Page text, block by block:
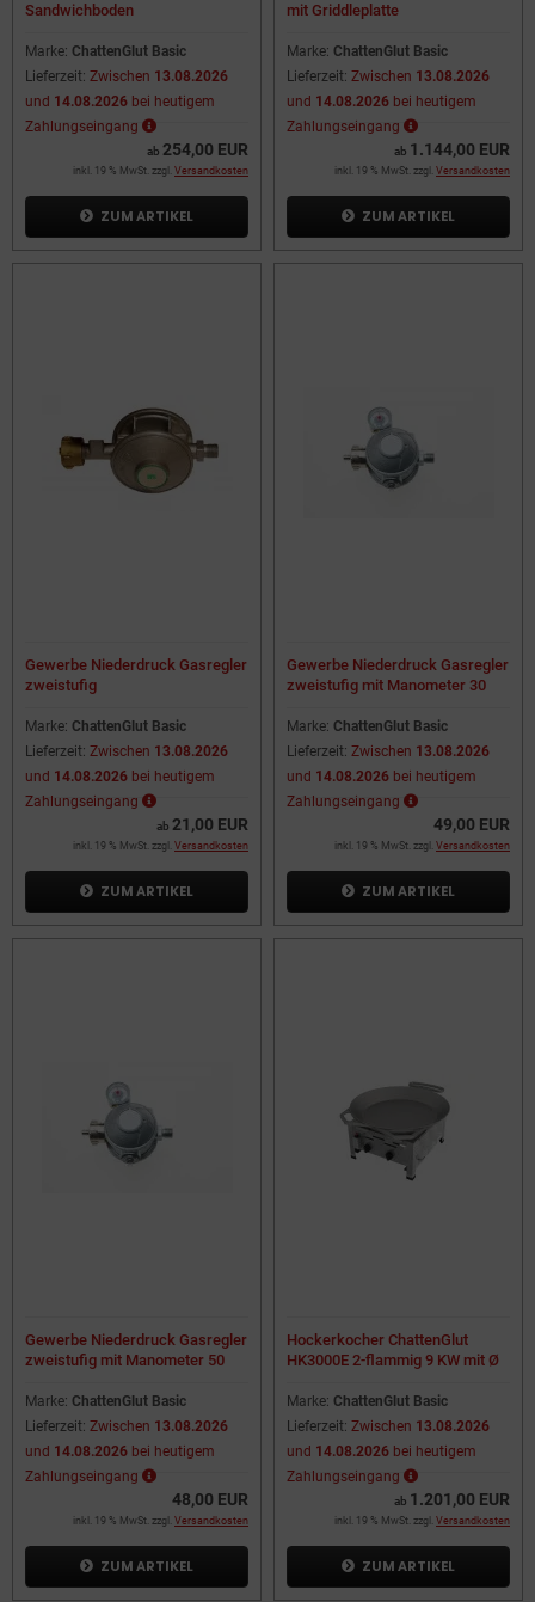
Sandwichboden
Marke: ChattenGlut Basic
Lieferzeit: Zwischen 13.08.2026
und 14.08.2026 bei heutigem
Zahlungseingang
ab 254,00 EUR
inkl. 19 % MwSt. zzgl. Versandkosten
ZUM ARTIKEL
mit Griddleplatte
Marke: ChattenGlut Basic
Lieferzeit: Zwischen 13.08.2026
und 14.08.2026 bei heutigem
Zahlungseingang
ab 1.144,00 EUR
inkl. 19 % MwSt. zzgl. Versandkosten
ZUM ARTIKEL
Gewerbe Niederdruck Gasregler
zweistufig
Marke: ChattenGlut Basic
Lieferzeit: Zwischen 13.08.2026
und 14.08.2026 bei heutigem
Zahlungseingang
ab 21,00 EUR
inkl. 19 % MwSt. zzgl. Versandkosten
ZUM ARTIKEL
Gewerbe Niederdruck Gasregler
zweistufig mit Manometer 30
Marke: ChattenGlut Basic
Lieferzeit: Zwischen 13.08.2026
und 14.08.2026 bei heutigem
Zahlungseingang
49,00 EUR
inkl. 19 % MwSt. zzgl. Versandkosten
ZUM ARTIKEL
Gewerbe Niederdruck Gasregler
zweistufig mit Manometer 50
Marke: ChattenGlut Basic
Lieferzeit: Zwischen 13.08.2026
und 14.08.2026 bei heutigem
Zahlungseingang
48,00 EUR
inkl. 19 % MwSt. zzgl. Versandkosten
ZUM ARTIKEL
Hockerkocher ChattenGlut
HK3000E 2-flammig 9 KW mit Ø
Marke: ChattenGlut Basic
Lieferzeit: Zwischen 13.08.2026
und 14.08.2026 bei heutigem
Zahlungseingang
ab 1.201,00 EUR
inkl. 19 % MwSt. zzgl. Versandkosten
ZUM ARTIKEL